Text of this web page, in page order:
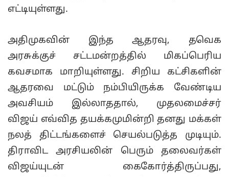
எட்டியுள்ளது.
அதிமுகவின் இந்த ஆதரவு, தவெக
அரசுக்குச் சட்டமன்றத்தில் மிகப்பெரிய
கவசமாக மாறியுள்ளது. சிறிய கட்சிகளின்
ஆதரவை மட்டும் நம்பியிருக்க வேண்டிய
அவசியம் இல்லாததால், முதலமைச்சர்
விஜய் எவ்வித தயக்கமுமின்றி தனது மக்கள்
நலத் திட்டங்களைச் செயல்படுத்த முடியும்.
திராவிட அரசியலின் பெரும் தலைவர்கள்
விஜய்யுடன் கைகோர்த்திருப்பது,